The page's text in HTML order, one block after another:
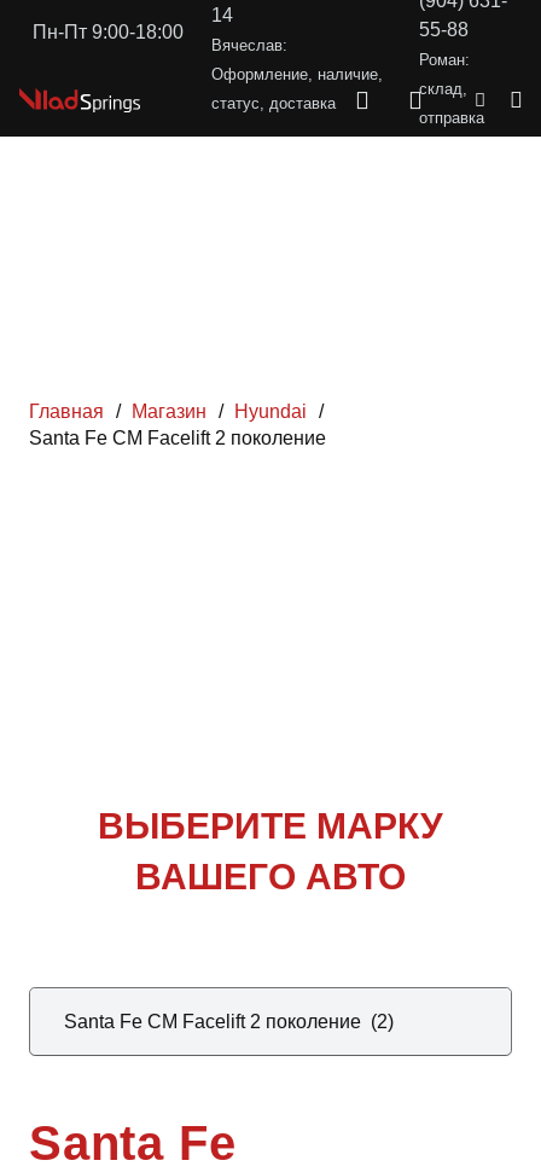
Пн-Пт 9:00-18:00
14
Вячеслав:
Оформление, наличие,
статус, доставка
55-88
Роман:
склад,
отправка
Главная / Магазин / Hyundai
/
Santa Fe CM Facelift 2 поколение
ВЫБЕРИТЕ МАРКУ
ВАШЕГО АВТО
Santa Fe